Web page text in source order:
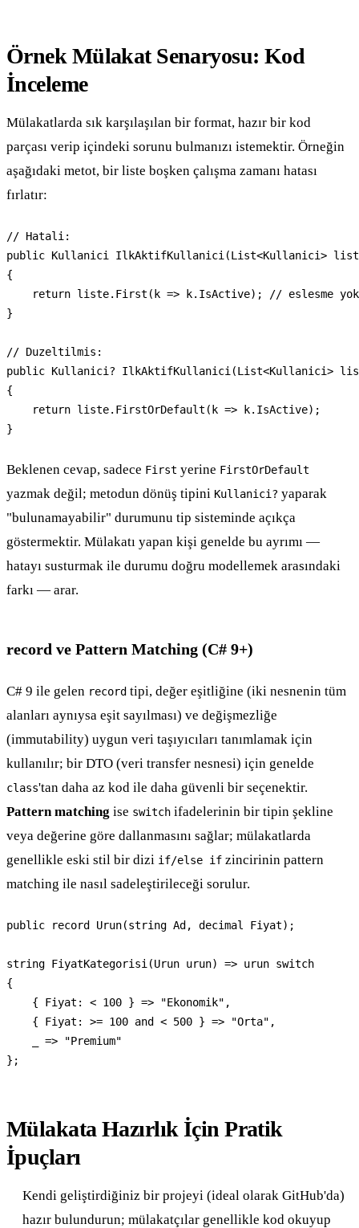
Örnek Mülakat Senaryosu: Kod
İnceleme
Mülakatlarda sık karşılaşılan bir format, hazır bir kod
parçası verip içindeki sorunu bulmanızı istemektir. Örneğin
aşağıdaki metot, bir liste boşken çalışma zamanı hatası
fırlatır:
// Hatali:
public Kullanici IlkAktifKullanici(List<Kullanici>
{
return liste.First(k => k.IsActive); // eslesme
}
// Duzeltilmis:
public Kullanici? IlkAktifKullanici(List<Kullanici>
{
    return liste.FirstOrDefault(k => k.IsActive);
}
Beklenen cevap, sadece First yerine FirstOrDefault
yazmak değil; metodun dönüş tipini Kullanici? yaparak
"bulunamayabilir" durumunu tip sisteminde açıkça
göstermektir. Mülakatı yapan kişi genelde bu ayrımı —
hatayı susturmak ile durumu doğru modellemek arasındaki
farkı — arar.
record ve Pattern Matching (C# 9+)
C# 9 ile gelen record tipi, değer eşitliğine (iki nesnenin tüm
alanları aynıysa eşit sayılması) ve değişmezliğe
(immutability) uygun veri taşıyıcıları tanımlamak için
kullanılır; bir DTO (veri transfer nesnesi) için genelde
class'tan daha az kod ile daha güvenli bir seçenektir.
Pattern matching ise switch ifadelerinin bir tipin şekline
veya değerine göre dallanmasını sağlar; mülakatlarda
genellikle eski stil bir dizi if/else if zincirinin pattern
matching ile nasıl sadeleştirileceği sorulur.
public record Urun(string Ad, decimal Fiyat);
string FiyatKategorisi(Urun urun) => urun switch
{
    { Fiyat: < 100 } => "Ekonomik",
    { Fiyat: >= 100 and < 500 } => "Orta",
    _ => "Premium"
};
Mülakata Hazırlık İçin Pratik
İpuçları
Kendi geliştirdiğiniz bir projeyi (ideal olarak GitHub'da)
hazır bulundurun; mülakatçılar genellikle kod okuyup